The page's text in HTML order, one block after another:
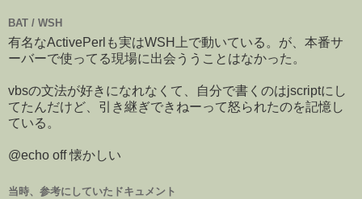
BAT / WSH
有名なActivePerlも実はWSH上で動いている。が、本番サ
ーバーで使ってる現場に出会ううことはなかった。
vbsの文法が好きになれなくて、自分で書くのはjscriptにし
てたんだけど、引き継ぎできねーって怒られたのを記憶し
ている。
@echo off 懐かしい
当時、参考にしていたドキュメント